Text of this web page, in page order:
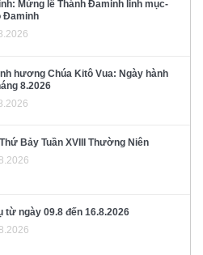
Mừng lễ Thánh Đaminh linh mục-
Đaminh
hương Chúa Kitô Vua: Ngày hành
8.2026
Bảy Tuần XVIII Thường Niên
từ ngày 09.8 đến 16.8.2026